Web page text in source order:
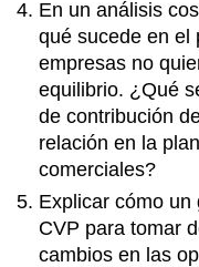
En un análisis
qué sucede en el
empresas no
equilibrio. ¿Qué
de contribución
relación en la
comerciales?
Explicar cómo
CVP para tomar
cambios en las